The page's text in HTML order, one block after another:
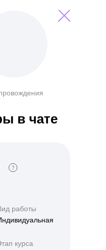
работы
курса
в чате